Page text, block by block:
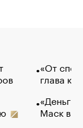
«От
глава
«Деньги
Маск в